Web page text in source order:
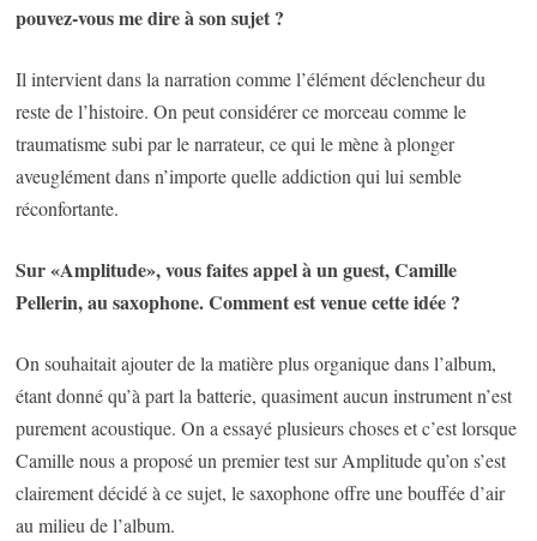
pouvez-vous me dire à son sujet ?
Il intervient dans la narration comme l’élément déclencheur du
reste de l’histoire. On peut considérer ce morceau comme le
traumatisme subi par le narrateur, ce qui le mène à plonger
aveuglément dans n’importe quelle addiction qui lui semble
réconfortante.
Sur «Amplitude», vous faites appel à un guest, Camille
Pellerin, au saxophone. Comment est venue cette idée ?
On souhaitait ajouter de la matière plus organique dans l’album,
étant donné qu’à part la batterie, quasiment aucun instrument n’est
purement acoustique. On a essayé plusieurs choses et c’est lorsque
Camille nous a proposé un premier test sur Amplitude qu’on s’est
clairement décidé à ce sujet, le saxophone offre une bouffée d’air
au milieu de l’album.